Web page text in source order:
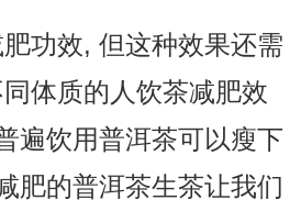
功效, 但这种效果还需
体质的人饮茶减肥效
遍饮用普洱茶可以瘦下
肥的普洱茶生茶让我们